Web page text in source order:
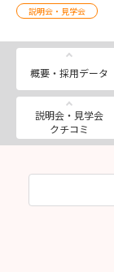
説明会・見学会
概要・採用データ
説明会・見学会
クチコミ